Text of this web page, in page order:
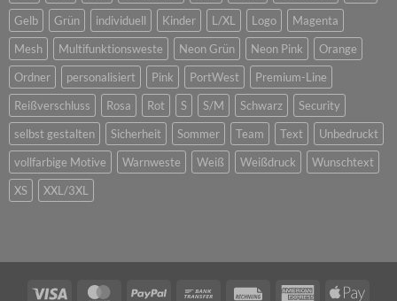
Gelb
Grün individuell Kinder L/XL Logo
Magenta
Mesh
Multifunktionsweste Neon Grün Neon Pink
Orange
Ordner
personalisiert Pink PortWest
Premium-Line
Reißverschluss
Rosa Rot S S/M Schwarz
Security
selbst gestalten
Sicherheit Sommer Team Text
Unbedruckt
vollfarbige Motive
Warnweste Weiß Weißdruck
Wunschtext
XS
XXL/3XL
Visa MasterCardPayPal
Bank
Rechung
AmericanApple